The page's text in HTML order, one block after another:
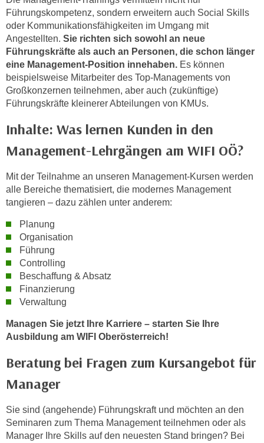
Führungskompetenz, sondern erweitern auch Social Skills
oder Kommunikationsfähigkeiten im Umgang mit
Angestellten. Sie richten sich sowohl an neue
Führungskräfte als auch an Personen, die schon länger
eine Management-Position innehaben. Es können
beispielsweise Mitarbeiter des Top-Managements von
Großkonzernen teilnehmen, aber auch (zukünftige)
Führungskräfte kleinerer Abteilungen von KMUs.
Inhalte: Was lernen Kunden in den
Management-Lehrgängen am WIFI OÖ?
Mit der Teilnahme an unseren Management-Kursen werden
alle Bereiche thematisiert, die modernes Management
tangieren – dazu zählen unter anderem:
Planung
Organisation
Führung
Controlling
Beschaffung & Absatz
Finanzierung
Verwaltung
Managen Sie jetzt Ihre Karriere – starten Sie Ihre
Ausbildung am WIFI Oberösterreich!
Beratung bei Fragen zum Kursangebot für
Manager
Sie sind (angehende) Führungskraft und möchten an den
Seminaren zum Thema Management teilnehmen oder als
Manager Ihre Skills auf den neuesten Stand bringen? Bei
e
n
e
C
o
o
k
e
z
z
u
a
s
s
e
n
,
i
e
e
u
s
w